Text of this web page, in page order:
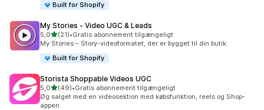
Built for Shopify
My Stories ‑ Video UGC & Leads
5,0ud af 5 stjerner
(21)
21 anmeldelser i alt
•Gratis abonnement tilgængeligt
My Stories – Story-videoformatet, der er bygget til din butik.
Built for Shopify
Storista Shoppable Videos UGC
5,0ud af 5 stjerner
(49)
49 anmeldelser i alt
•Gratis abonnement tilgængeligt
Øg salget med en videosektion med købsfunktion, reels og Shop-
appen